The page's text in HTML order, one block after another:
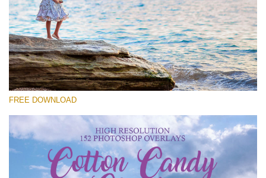
Kérlek, válassz
Free Cloud Overlay #27
Small 800*533px
Cotton Candy Clouds
(152 Overlays)
Sky Boundless
(347 Overlays)
Large 6000*4000px
FREE DOWNLOAD